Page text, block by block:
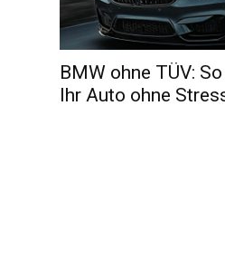
BMW ohne TÜV:
Ihr Auto ohne